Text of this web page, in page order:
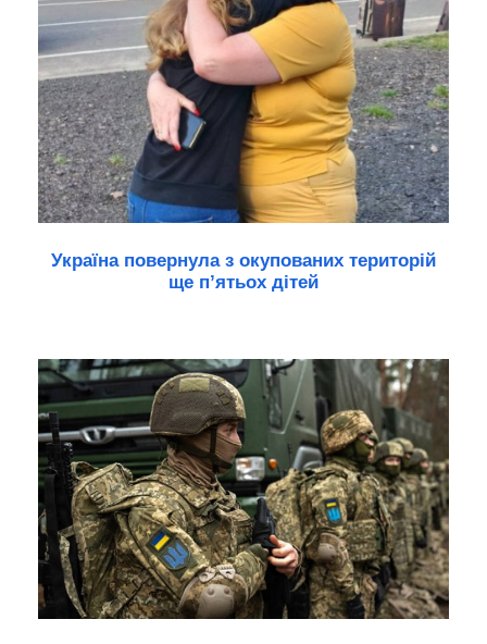
Україна повернула з окупованих територій
ще п’ятьох дітей